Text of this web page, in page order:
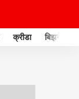
क्रीडा बिझनेस